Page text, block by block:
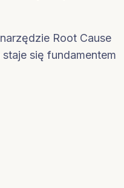
Root Cause
się fundamentem